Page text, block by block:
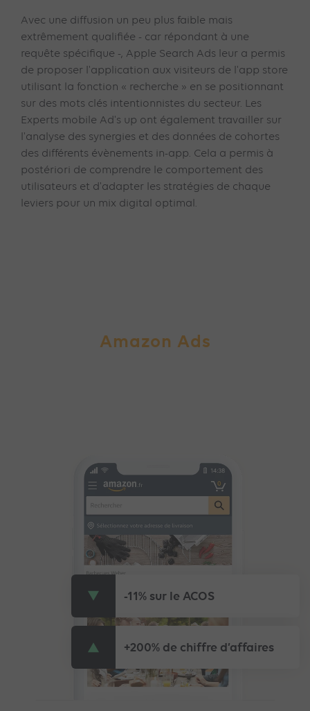
Avec une diffusion un peu plus faible mais
extrêmement qualifiée - car répondant à une
requête spécifique -, Apple Search Ads leur a permis
de proposer l'application aux visiteurs de l'app store
utilisant la fonction « recherche » en se positionnant
sur des mots clés intentionnistes du secteur. Les
Experts mobile Ad's up ont également travailler sur
l'analyse des synergies et des données de cohortes
des différents évènements in-app. Cela a permis à
postériori de comprendre le comportement des
utilisateurs et d'adapter les stratégies de chaque
leviers pour un mix digital optimal.
Amazon Ads
-11% sur le ACOS
+200% de chiffre d’affaires